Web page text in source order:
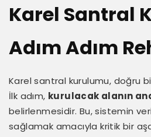
Karel Santral
Adım Adım
Karel santral kurulumu, doğru
İlk adım, kurulacak alanın
belirlenmesidir. Bu, sistemin
sağlamak amacıyla kritik bir